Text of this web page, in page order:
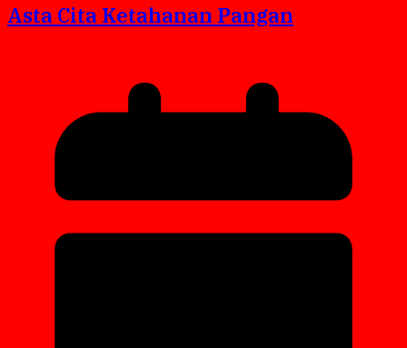
Asta Cita Ketahanan Pangan